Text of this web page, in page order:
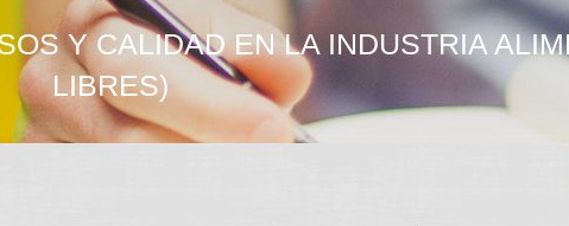
Y CALIDAD EN LA INDUSTRIA
LIBRES)